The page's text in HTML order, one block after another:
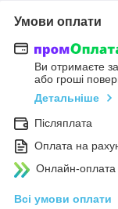
Умови оплати
Ви отримаєте
або гроші
Детальніше
Післяплата
Оплата на
Онлайн-оплата
Всі умови оплати